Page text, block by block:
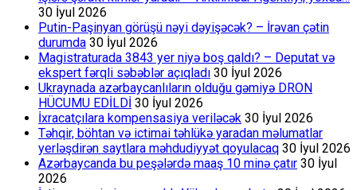
30 İyul 2026
Putin-Paşinyan görüşü nəyi dəyişəcək? – İrəvan çətin
durumda 30 İyul 2026
Magistraturada 3843 yer niyə boş qaldı? – Deputat və
ekspert fərqli səbəblər açıqladı 30 İyul 2026
Ukraynada azərbaycanlıların olduğu gəmiyə DRON
HÜCUMU EDİLDİ 30 İyul 2026
İxracatçılara kompensasiya veriləcək 30 İyul 2026
Təhqir, böhtan və ictimai təhlükə yaradan məlumatlar
yerləşdirən saytlara məhdudiyyət qoyulacaq 30 İyul 2026
Azərbaycanda bu peşələrdə maaş 10 minə çatır 30 İyul
2026